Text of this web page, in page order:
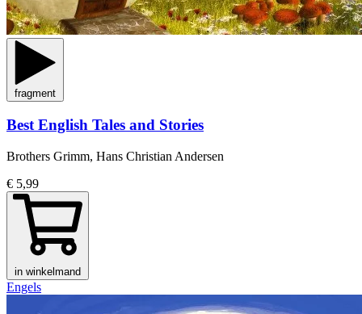
fragment
Best English Tales and Stories
Brothers Grimm, Hans Christian Andersen
€ 5,99
in winkelmand
Engels